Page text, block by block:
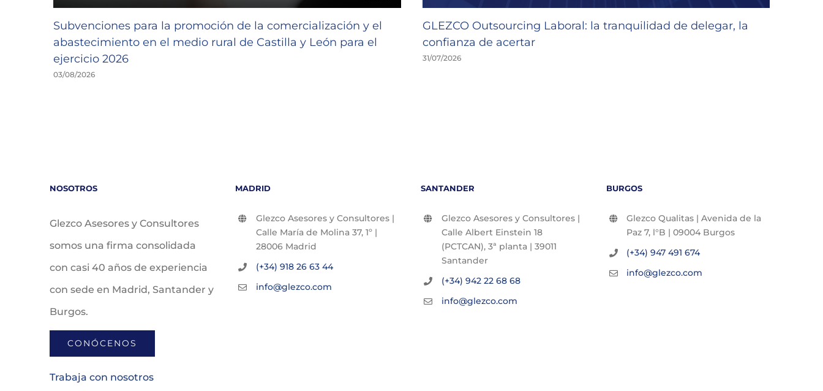
Subvenciones para la promoción de la comercialización y el
abastecimiento en el medio rural de Castilla y León para el
ejercicio 2026
03/08/2026
GLEZCO Outsourcing Laboral: la tranquilidad de delegar, la
confianza de acertar
31/07/2026
NOSOTROS
Glezco Asesores y Consultores
somos una firma consolidada
con casi 40 años de experiencia
con sede en Madrid, Santander y
Burgos.
CONÓCENOS
Trabaja con nosotros
MADRID
Glezco Asesores y Consultores |
Calle María de Molina 37, 1º |
28006 Madrid
(+34) 918 26 63 44
info@glezco.com
SANTANDER
Glezco Asesores y Consultores |
Calle Albert Einstein 18
(PCTCAN), 3ª planta | 39011
Santander
(+34) 942 22 68 68
info@glezco.com
BURGOS
Glezco Qualitas | Avenida de la
Paz 7, l°B | 09004 Burgos
(+34) 947 491 674
info@glezco.com